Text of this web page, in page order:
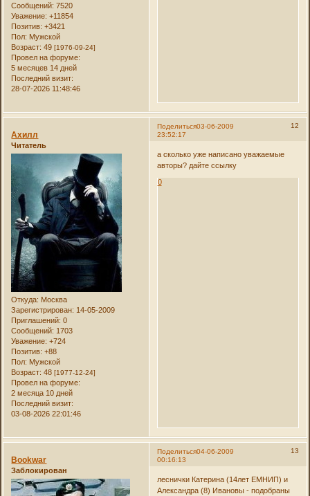
Сообщений: 7520
Уважение: +11854
Позитив: +3421
Пол: Мужской
Возраст: 49[1976-09-24]
Провел на форуме:
5 месяцев 14 дней
Последний визит:
28-07-2026 11:48:46
Поделиться 12
03-06-2009
23:52:17
Ахилл
Читатель
Откуда: Москва
Зарегистрирован: 14-05-2009
Приглашений: 0
Сообщений: 1703
Уважение: +724
Позитив: +88
Пол: Мужской
Возраст: 48[1977-12-24]
Провел на форуме:
2 месяца 10 дней
Последний визит:
03-08-2026 22:01:46
а сколько уже написано уважаемые
авторы? дайте ссылку
0
Поделиться 13
04-06-2009
00:16:13
Bookwar
Заблокирован
леснички Катерина (14лет ЕМНИП) и
Александра (8) Ивановы - подобраны